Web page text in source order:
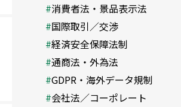
消費者法・景品表示法
国際取引／交渉
経済安全保障法制
通商法・外為法
GDPR・海外データ規制
会社法／コーポレート